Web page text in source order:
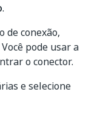
.
de conexão,
pode usar a
o conector.
e selecione